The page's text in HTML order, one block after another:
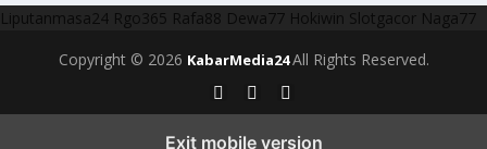
Liputanmasa24 Rgo365 Rafa88 Dewa77 Hokiwin Slotgacor Naga77
Copyright © 2026 KabarMedia24All Rights Reserved.
Exit mobile version